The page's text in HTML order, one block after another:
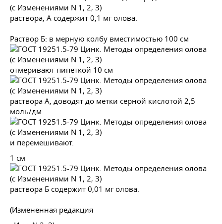
раствора, А содержит 0,1 мг олова.
Раствор Б: в мерную колбу вместимостью 100 см
отмеривают пипеткой 10 см
раствора А, доводят до метки серной кислотой 2,5
моль/дм
и перемешивают.
1 см
раствора Б содержит 0,01 мг олова.
(Измененная редакция